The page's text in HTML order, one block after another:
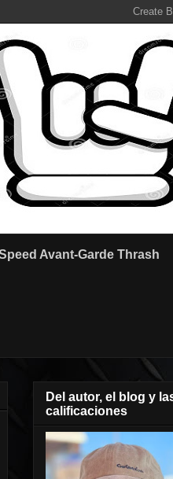
Avant-Garde Thrash
Del autor, el blog y
calificaciones